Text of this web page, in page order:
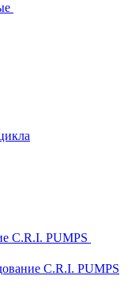
C.R.I. PUMPS
C.R.I. PUMPS